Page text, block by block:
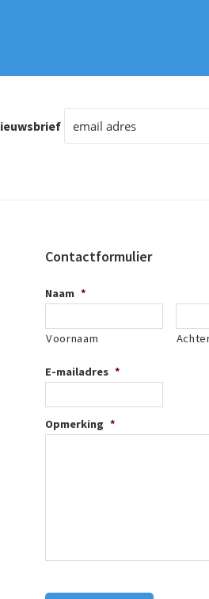
Contactformulier
Naam *
Voornaam
E-mailadres *
Opmerking *